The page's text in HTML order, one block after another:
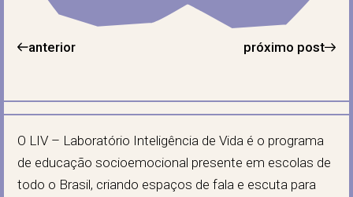
anterior próximo post
O LIV – Laboratório Inteligência de Vida é o programa
de educação socioemocional presente em escolas de
todo o Brasil, criando espaços de fala e escuta para